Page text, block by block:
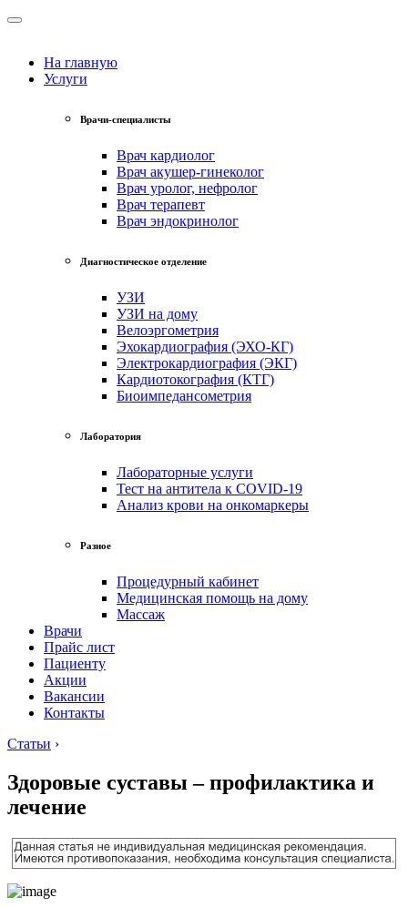
На главную
Услуги
Врачи-специалисты
Врач кардиолог
Врач акушер-гинеколог
Врач уролог, нефролог
Врач терапевт
Врач эндокринолог
Диагностическое отделение
УЗИ
УЗИ на дому
Велоэргометрия
Эхокардиография (ЭХО-КГ)
Электрокардиография (ЭКГ)
Кардиотокография (КТГ)
Биоимпедансометрия
Лаборатория
Лабораторные услуги
Тест на антитела к COVID-19
Анализ крови на онкомаркеры
Разное
Процедурный кабинет
Медицинская помощь на дому
Массаж
Врачи
Прайс лист
Пациенту
Акции
Вакансии
Контакты
Статьи ›
Здоровые суставы – профилактика и
лечение